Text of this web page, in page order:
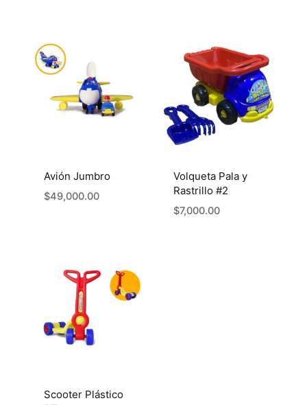
Avión Jumbro
$49,000.00
Volqueta Pala y
Rastrillo #2
$7,000.00
Scooter Plástico